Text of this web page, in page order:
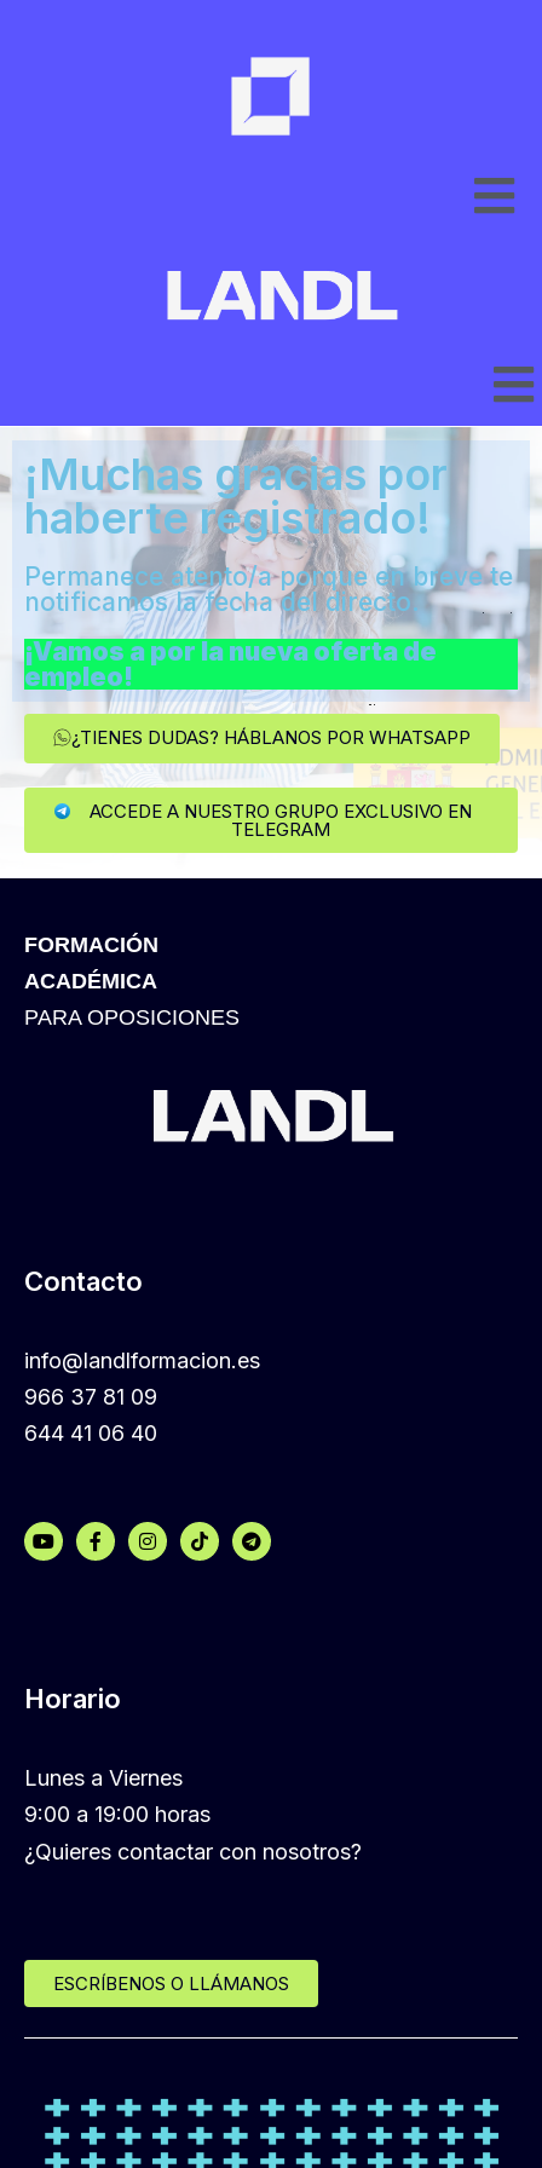
¡Muchas gracias por
haberte registrado!
Permanece atento/a porque en breve te
notificamos la fecha del directo.
¡Vamos a por la nueva oferta de
empleo!
¿TIENES DUDAS? HÁBLANOS POR WHATSAPP
ACCEDE A NUESTRO GRUPO EXCLUSIVO EN
TELEGRAM
FORMACIÓN
ACADÉMICA
PARA OPOSICIONES
Contacto
info@landlformacion.es
966 37 81 09
644 41 06 40
Horario
Lunes a Viernes
9:00 a 19:00 horas
¿Quieres contactar con nosotros?
ESCRÍBENOS O LLÁMANOS